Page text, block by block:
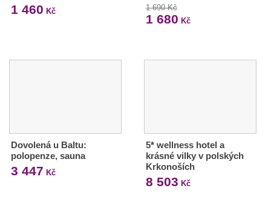
1 460 Kč 1 690 Kč
1 680 Kč
Dovolená u Baltu:
polopenze, sauna
3 447 Kč
5* wellness hotel a
krásné vilky v polských
Krkonoších
8 503 Kč